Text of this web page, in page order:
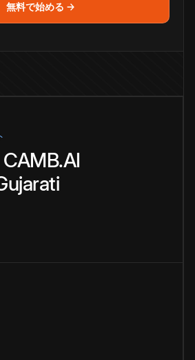
無料で始める →
CAMB.AI